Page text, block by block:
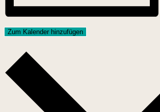
Zum Kalender hinzufügen